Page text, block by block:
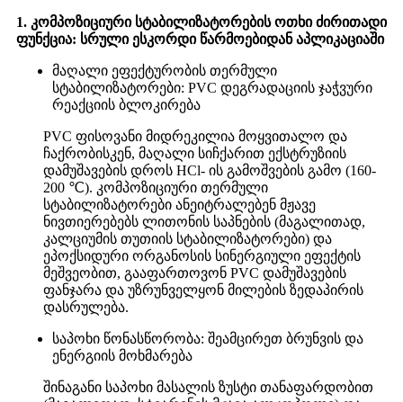
1. კომპოზიციური სტაბილიზატორების ოთხი ძირითადი
ფუნქცია: სრული ესკორდი წარმოებიდან აპლიკაციაში
მაღალი ეფექტურობის თერმული
სტაბილიზატორები: PVC დეგრადაციის ჯაჭვური
რეაქციის ბლოკირება
PVC ფისოვანი მიდრეკილია მოყვითალო და
ჩაქრობისკენ, მაღალი სიჩქარით ექსტრუზიის
დამუშავების დროს HCl- ის გამოშვების გამო (160-
200 ℃). კომპოზიციური თერმული
სტაბილიზატორები ანეიტრალებენ მჟავე
ნივთიერებებს ლითონის საპნების (მაგალითად,
კალციუმის თუთიის სტაბილიზატორები) და
ეპოქსიდური ორგანოსის სინერგიული ეფექტის
მეშვეობით, გააფართოვონ PVC დამუშავების
ფანჯარა და უზრუნველყონ მილების ზედაპირის
დასრულება.
საპოხი წონასწორობა: შეამცირეთ ბრუნვის და
ენერგიის მოხმარება
შინაგანი საპოხი მასალის ზუსტი თანაფარდობით